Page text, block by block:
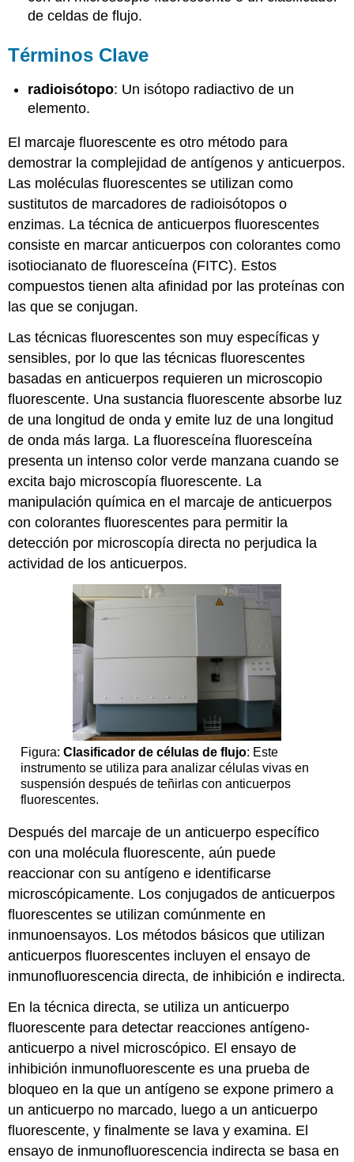
de celdas de flujo.
Términos Clave
radioisótopo: Un isótopo radiactivo de un
elemento.
El marcaje fluorescente es otro método para
demostrar la complejidad de antígenos y anticuerpos.
Las moléculas fluorescentes se utilizan como
sustitutos de marcadores de radioisótopos o
enzimas. La técnica de anticuerpos fluorescentes
consiste en marcar anticuerpos con colorantes como
isotiocianato de fluoresceína (FITC). Estos
compuestos tienen alta afinidad por las proteínas con
las que se conjugan.
Las técnicas fluorescentes son muy específicas y
sensibles, por lo que las técnicas fluorescentes
basadas en anticuerpos requieren un microscopio
fluorescente. Una sustancia fluorescente absorbe luz
de una longitud de onda y emite luz de una longitud
de onda más larga. La fluoresceína fluoresceína
presenta un intenso color verde manzana cuando se
excita bajo microscopía fluorescente. La
manipulación química en el marcaje de anticuerpos
con colorantes fluorescentes para permitir la
detección por microscopía directa no perjudica la
actividad de los anticuerpos.
Figura: Clasificador de células de flujo: Este
instrumento se utiliza para analizar células vivas en
suspensión después de teñirlas con anticuerpos
fluorescentes.
Después del marcaje de un anticuerpo específico
con una molécula fluorescente, aún puede
reaccionar con su antígeno e identificarse
microscópicamente. Los conjugados de anticuerpos
fluorescentes se utilizan comúnmente en
inmunoensayos. Los métodos básicos que utilizan
anticuerpos fluorescentes incluyen el ensayo de
inmunofluorescencia directa, de inhibición e indirecta.
En la técnica directa, se utiliza un anticuerpo
fluorescente para detectar reacciones antígeno-
anticuerpo a nivel microscópico. El ensayo de
inhibición inmunofluorescente es una prueba de
bloqueo en la que un antígeno se expone primero a
un anticuerpo no marcado, luego a un anticuerpo
fluorescente, y finalmente se lava y examina. El
ensayo de inmunofluorescencia indirecta se basa en